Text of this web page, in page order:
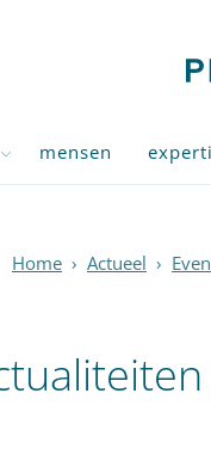
mensen
Home › Actueel ›